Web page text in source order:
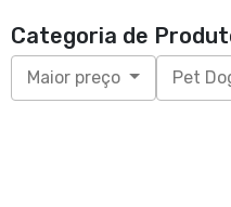
Categoria de
Maior preço Pet